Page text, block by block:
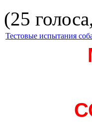
(25
Тестовые испытания